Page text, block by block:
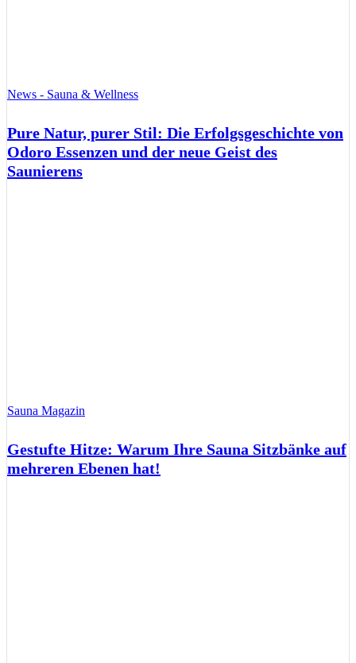
News - Sauna & Wellness
Pure Natur, purer Stil: Die Erfolgsgeschichte von
Odoro Essenzen und der neue Geist des
Saunierens
Sauna Magazin
Gestufte Hitze: Warum Ihre Sauna Sitzbänke auf
mehreren Ebenen hat!